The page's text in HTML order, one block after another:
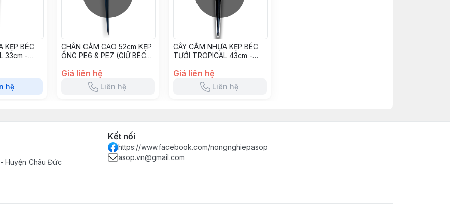
KẸP BÉC
33cm -
hệ
CHÂN CẮM CAO 52cm KẸP
ỐNG PE6 & PE7 (GIỮ BÉC
Giá liên hệ
Liên hệ
CÂY CẮM NHỰA KẸP BÉC
TƯỚI TROPICAL 43cm -
Giá liên hệ
Liên hệ
Huyện Châu Đức
Kết nối
https://www.facebook.com/nongnghiepasop
asop.vn@gmail.com